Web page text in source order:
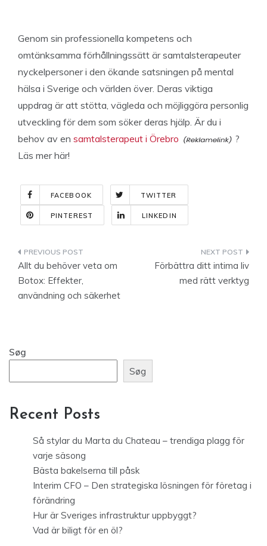
Genom sin professionella kompetens och
omtänksamma förhållningssätt är samtalsterapeuter
nyckelpersoner i den ökande satsningen på mental
hälsa i Sverige och världen över. Deras viktiga
uppdrag är att stötta, vägleda och möjliggöra personlig
utveckling för dem som söker deras hjälp. Är du i
behov av en samtalsterapeut i Örebro
?
Läs mer här!
FACEBOOK TWITTER
PINTEREST LINKEDIN
Indlægsnavigation
Allt du behöver veta om
Botox: Effekter,
användning och säkerhet
Förbättra ditt intima liv
med rätt verktyg
Søg
Søg
Recent Posts
Så stylar du Marta du Chateau – trendiga plagg för
varje säsong
Bästa bakelserna till påsk
Interim CFO – Den strategiska lösningen för företag i
förändring
Hur är Sveriges infrastruktur uppbyggt?
Vad är biligt för en öl?